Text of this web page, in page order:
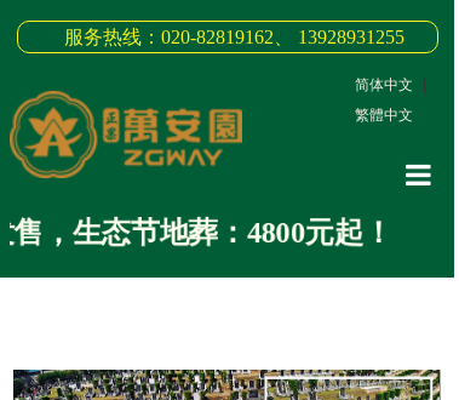
服务热线：020-82819162、 13928931255
简体中文
繁體中文
，生态节地葬：4800元起！